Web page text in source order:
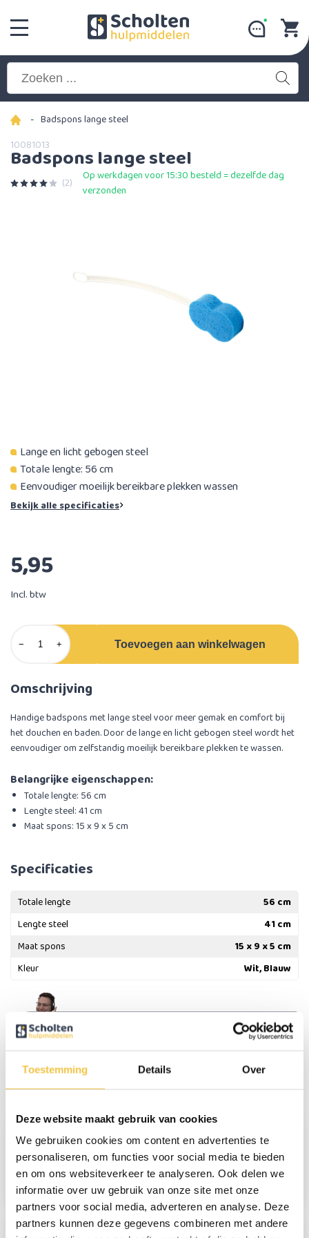
Toestemming Details Over
Deze website maakt gebruik van cookies
We gebruiken cookies om content en advertenties te
personaliseren, om functies voor social media te bieden
en om ons websiteverkeer te analyseren. Ook delen we
informatie over uw gebruik van onze site met onze
partners voor social media, adverteren en analyse. Deze
partners kunnen deze gegevens combineren met andere
- Badspons lange steel
10081013
Badspons lange steel
(2)
Op werkdagen voor 15:30 besteld = dezelfde dag
verzonden
Lange en licht gebogen steel
Totale lengte: 56 cm
Eenvoudiger moeilijk bereikbare plekken wassen
Bekijk alle specificaties
5,95
Incl. btw
− + Toevoegen aan winkelwagen
Omschrijving
Handige badspons met lange steel voor meer gemak en comfort bij
het douchen en baden. Door de lange en licht gebogen steel wordt het
eenvoudiger om zelfstandig moeilijk bereikbare plekken te wassen.
Belangrijke eigenschappen:
Totale lengte: 56 cm
Lengte steel: 41 cm
Maat spons: 15 x 9 x 5 cm
Specificaties
Totale lengte
56 cm
Lengte steel
41 cm
Maat spons
15 x 9 x 5 cm
Kleur
Wit, Blauw
Kitty Buijl
Precies wat ik nodig ben